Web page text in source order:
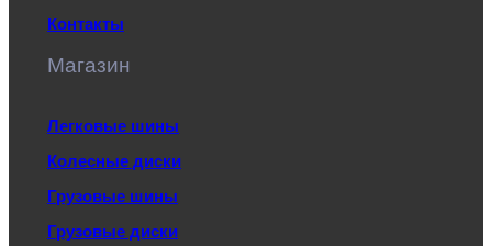
Контакты
Магазин
Легковые шины
Колесные диски
Грузовые шины
Грузовые диски